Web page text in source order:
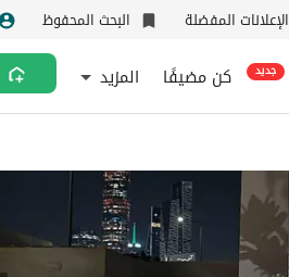
الإعلانات المفضلة البحث المحفوظ
جديد كن مضيفًا المزيد